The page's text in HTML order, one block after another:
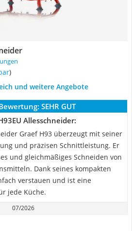
)
und weitere Angebote
SEHR GUT
Allesschneider:
Graef H93 überzeugt mit seiner
und präzisen Schnittleistung. Er
und gleichmäßiges Schneiden von
Dank seines kompakten
verstauen und ist eine
jede Küche.
07/2026